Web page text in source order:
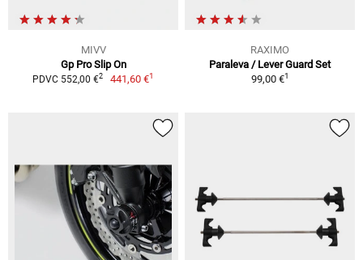
MIVV
Gp Pro Slip On
PDVC 552,00 €2 441,60 €1
RAXIMO
Paraleva / Lever Guard Set
99,00 €1